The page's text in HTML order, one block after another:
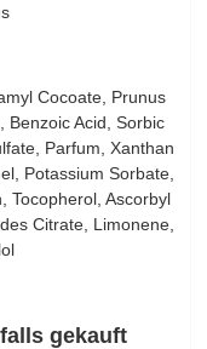
Cocoate, Prunus
Benzoic Acid, Sorbic
Parfum, Xanthan
Potassium Sorbate,
Tocopherol, Ascorbyl
Citrate, Limonene,
gekauft